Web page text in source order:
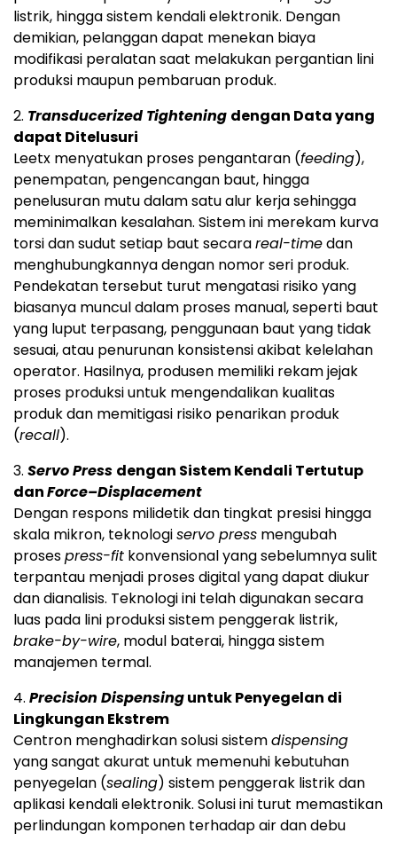
listrik, hingga sistem kendali elektronik. Dengan
demikian, pelanggan dapat menekan biaya
modifikasi peralatan saat melakukan pergantian lini
produksi maupun pembaruan produk.
2. Transducerized Tightening dengan Data yang
dapat Ditelusuri
Leetx menyatukan proses pengantaran (feeding),
penempatan, pengencangan baut, hingga
penelusuran mutu dalam satu alur kerja sehingga
meminimalkan kesalahan. Sistem ini merekam kurva
torsi dan sudut setiap baut secarareal-timedan
menghubungkannya dengan nomor seri produk.
Pendekatan tersebut turut mengatasi risiko yang
biasanya muncul dalam proses manual, seperti baut
yang luput terpasang, penggunaan baut yang tidak
sesuai, atau penurunan konsistensi akibat kelelahan
operator. Hasilnya, produsen memiliki rekam jejak
proses produksi untuk mengendalikan kualitas
produk dan memitigasi risiko penarikan produk
(recall).
3. Servo Press dengan Sistem Kendali Tertutup
danForce–Displacement
Dengan respons milidetik dan tingkat presisi hingga
skala mikron, teknologiservo press mengubah
prosespress-fit konvensional yang sebelumnya sulit
terpantau menjadi proses digital yang dapat diukur
dan dianalisis. Teknologi ini telah digunakan secara
luas pada lini produksi sistem penggerak listrik,
brake-by-wire, modul baterai, hingga sistem
manajemen termal.
4. Precision Dispensinguntuk Penyegelan di
Lingkungan Ekstrem
Centron menghadirkan solusi sistemdispensing
yang sangat akurat untuk memenuhi kebutuhan
penyegelan (sealing) sistem penggerak listrik dan
aplikasi kendali elektronik. Solusi ini turut memastikan
perlindungan komponen terhadap air dan debu